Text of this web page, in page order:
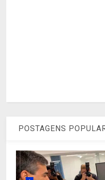
POSTAGENS